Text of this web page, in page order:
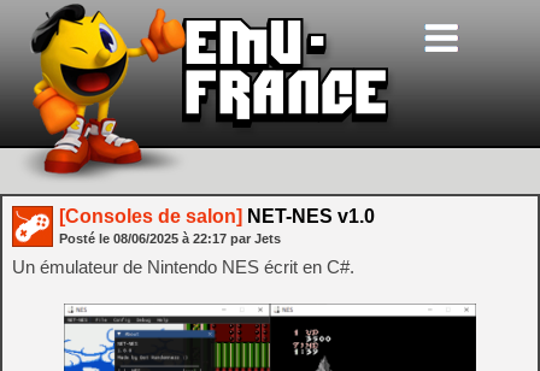
[Consoles de salon] NET-NES v1.0
Posté le 08/06/2025 à 22:17 par Jets
Un émulateur de Nintendo NES écrit en C#.